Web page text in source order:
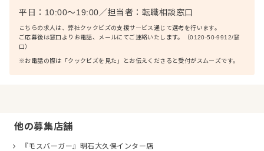
平日：10:00〜19:00／担当者： 転職相談窓口
こちらの求人は、弊社クックビズの支援サービス通じて選考を行います。
ご応募後は窓口よりお電話、メールにてご連絡いたします。（0120-50-9912/窓
口）
※お電話の際は「クックビズを見た」とお伝えくださると受付がスムーズです。
他の募集店舗
『モスバーガー』明石大久保インター店